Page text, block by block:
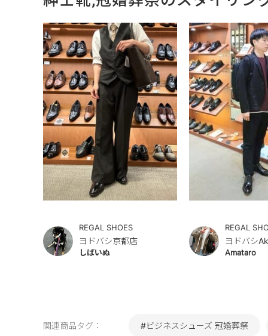
REGAL SHOES
ヨドバシ京都店
しばいぬ
REGAL
ヨドバシ
Amataro
関連商品タグ： #ビジネスシューズ 冠婚葬祭